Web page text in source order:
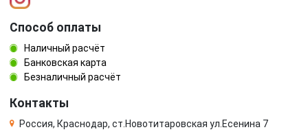
Способ оплаты
Наличный расчёт
Банковская карта
Безналичный расчёт
Контакты
Россия, Краснодар, ст.Новотитаровская ул.Есенина 7